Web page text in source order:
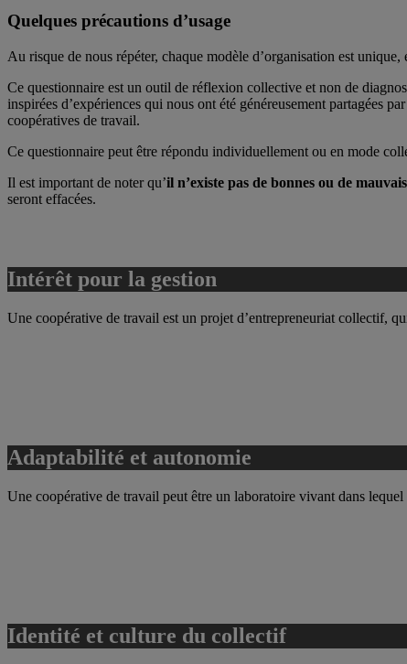
Quelques précautions d’usage
Au risque de nous répéter, chaque modèle d’organisation est
Ce questionnaire est un outil de réflexion collective et non de
inspirées d’expériences qui nous ont été généreusement partagées
coopératives de travail.
Ce questionnaire peut être répondu individuellement ou en mode
Il est important de noter qu’il n’existe pas de bonnes ou de
seront effacées.
Intérêt pour la gestion
Une coopérative de travail est un projet d’entrepreneuriat collectif,
Adaptabilité et autonomie
Une coopérative de travail peut être un laboratoire vivant dans
Identité et culture du collectif